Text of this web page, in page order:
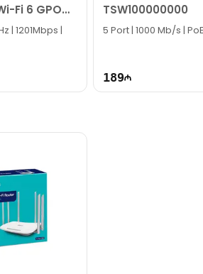
Fi 6 GPON
| 1201Mbps |
TSW100000000
5 Port | 1000 Mb/s |
189